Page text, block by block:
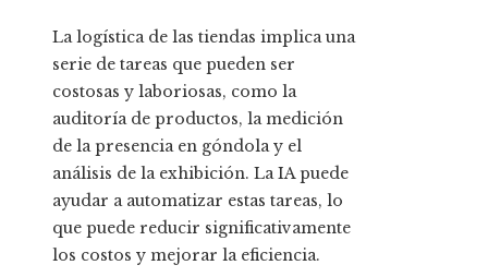
La logística de las tiendas implica una
serie de tareas que pueden ser
costosas y laboriosas, como la
auditoría de productos, la medición
de la presencia en góndola y el
análisis de la exhibición. La IA puede
ayudar a automatizar estas tareas, lo
que puede reducir significativamente
los costos y mejorar la eficiencia.